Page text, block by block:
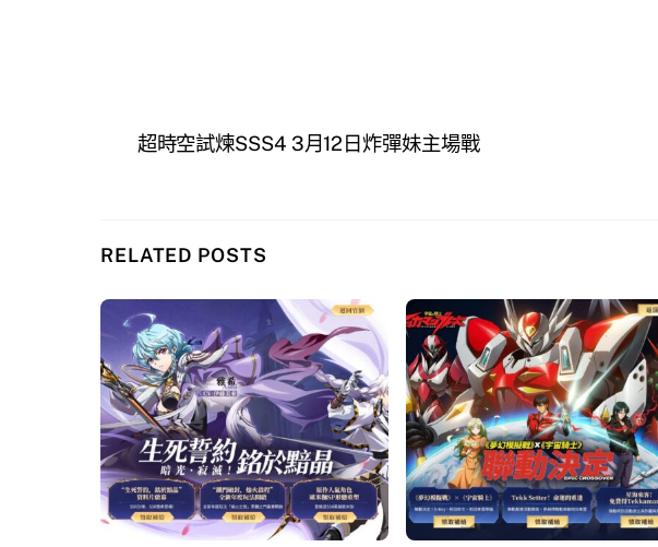
超時空試煉SSS4 3月12日炸彈妹主場戰
RELATED POSTS